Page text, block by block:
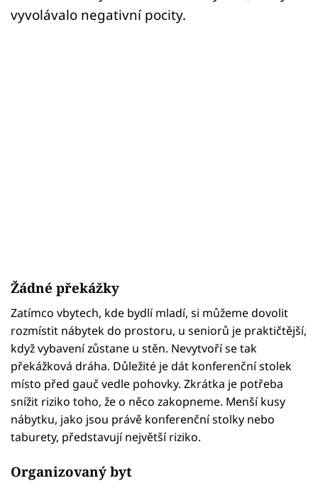
vyvolávalo negativní pocity.
Žádné překážky
Zatímco vbytech, kde bydlí mladí, si můžeme dovolit
rozmístit nábytek do prostoru, u seniorů je praktičtější,
když vybavení zůstane u stěn. Nevytvoří se tak
překážková dráha. Důležité je dát konferenční stolek
místo před gauč vedle pohovky. Zkrátka je potřeba
snížit riziko toho, že o něco zakopneme. Menší kusy
nábytku, jako jsou právě konferenční stolky nebo
taburety, představují největší riziko.
Organizovaný byt